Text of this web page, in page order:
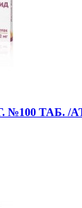
№100 ТАБ. /